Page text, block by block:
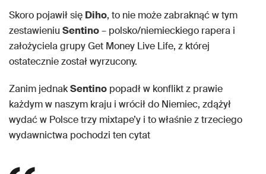
Skoro pojawił się Diho, to nie może zabraknąć w tym
zestawieniu Sentino– polsko/niemieckiego rapera i
założyciela grupy Get Money Live Life, z której
ostatecznie został wyrzucony.
Zanim jednakSentino popadł w konflikt z prawie
każdym w naszym kraju i wrócił do Niemiec, zdążył
wydać w Polsce trzy mixtape’y i to właśnie z trzeciego
wydawnictwa pochodzi ten cytat